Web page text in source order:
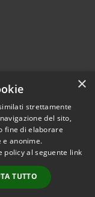
© 2026 • Comune di
• Powered by
•
Accesso
redazione
×
strettamente
del sito,
fine di elaborare
e anonime.
policy al seguente link
TUTTO